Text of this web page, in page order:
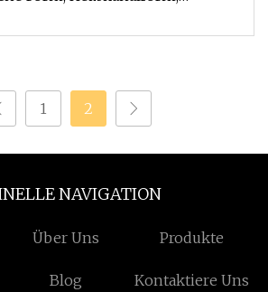
1 2
NAVIGATION
Über Uns Produkte
Blog Kontaktiere Uns